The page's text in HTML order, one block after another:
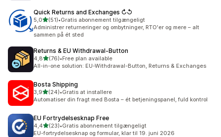
Quick Returns and Exchanges ↻↺
5,0ud af 5 stjerner
(51)
51 anmeldelser i alt
•Gratis abonnement tilgængeligt
Administrer returneringer og ombytninger, RTO'er og mere – alt
sammen på ét sted
Returns & EU Withdrawal‑Button
4,8ud af 5 stjerner
(76)
76 anmeldelser i alt
•Free plan available
All-in-one solution: EU-Withdrawal-Button, Returns & Exchanges
Bosta Shipping
3,9ud af 5 stjerner
(24)
24 anmeldelser i alt
•Gratis at installere
Automatiser din fragt med Bosta – ét betjeningspanel, fuld kontrol
EU Fortrydelsesknap Free
4,4ud af 5 stjerner
(23)
23 anmeldelser i alt
•Gratis abonnement tilgængeligt
EU-fortrydelsesknap og formular, klar til 19. juni 2026